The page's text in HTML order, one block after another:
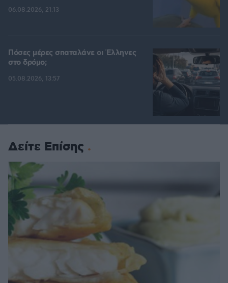
06.08.2026, 21:13
Πόσες μέρες σπαταλάνε οι Έλληνες
στο δρόμο;
05.08.2026, 13:57
Δείτε Επίσης